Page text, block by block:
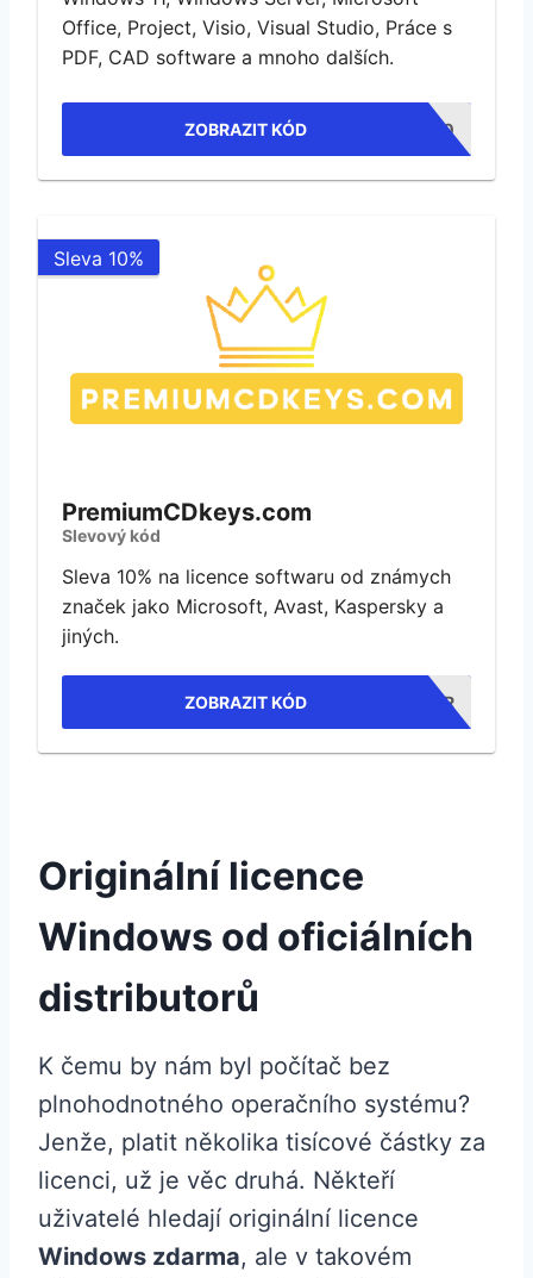
Office, Project, Visio, Visual Studio, Práce s
PDF, CAD software a mnoho dalších.
WHC10
ZOBRAZIT KÓD
Sleva 10%
PremiumCDkeys.com
Slevový kód
Sleva 10% na licence softwaru od známych
značek jako Microsoft, Avast, Kaspersky a
jiných.
WEBSITERADAR
ZOBRAZIT KÓD
Originální licence
Windows od oficiálních
distributorů
K čemu by nám byl počítač bez
plnohodnotného operačního systému?
Jenže, platit několika tisícové částky za
licenci, už je věc druhá. Někteří
uživatelé hledají originální licence
Windows zdarma, ale v takovém